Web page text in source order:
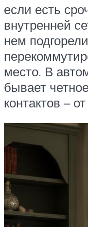
если есть
внутренней
нем
место. В
бывает
контактов –